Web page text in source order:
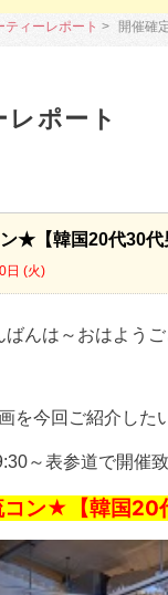
ティーレポート 開催確
ポート
★【韓国20代30
日 (火)
ばんは～おはよう
を今回ご紹介した
～表参道で開催致
コン★【韓国